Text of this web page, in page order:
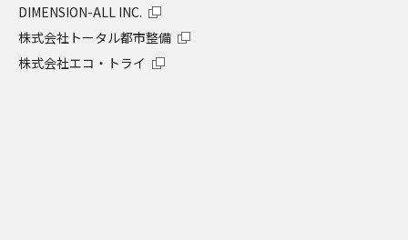
DIMENSION-ALL INC.
株式会社トータル都市整備
株式会社エコ・トライ